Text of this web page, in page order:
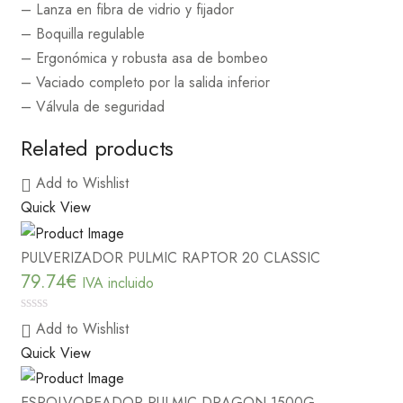
– Lanza en fibra de vidrio y fijador
– Boquilla regulable
– Ergonómica y robusta asa de bombeo
– Vaciado completo por la salida inferior
– Válvula de seguridad
Related products
Add to Wishlist
Quick View
PULVERIZADOR PULMIC RAPTOR 20 CLASSIC
79.74€ IVA incluido
0
out
of
5
Add to Wishlist
Quick View